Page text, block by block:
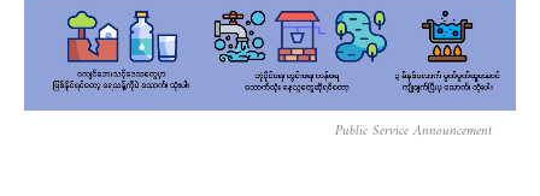
Public Service Announcement